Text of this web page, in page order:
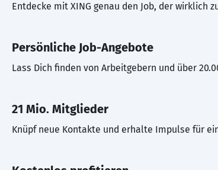
Entdecke mit XING genau den Job, der wirklich
Persönliche Job-Angebote
Lass Dich finden von Arbeitgebern und über
21 Mio. Mitglieder
Knüpf neue Kontakte und erhalte Impulse für